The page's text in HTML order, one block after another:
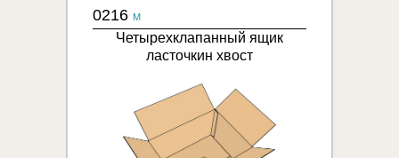
0216 M
Четырехклапанный ящик
ласточкин хвост